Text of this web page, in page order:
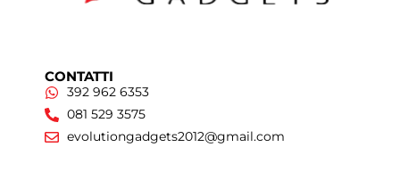
CONTATTI
392 962 6353
081 529 3575
evolutiongadgets2012@gmail.com